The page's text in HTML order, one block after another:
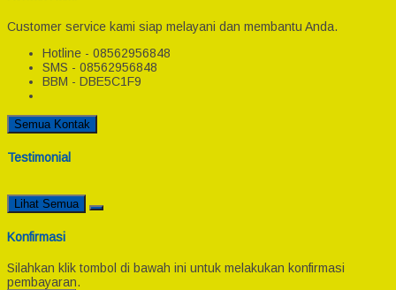
Customer service kami siap melayani dan membantu Anda.
Hotline - 08562956848
SMS - 08562956848
BBM - DBE5C1F9
Semua Kontak
Testimonial
Lihat Semua
Konfirmasi
Silahkan klik tombol di bawah ini untuk melakukan konfirmasi
pembayaran.